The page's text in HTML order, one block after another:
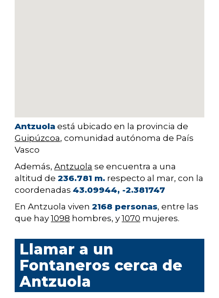
Antzuola está ubicado en la provincia de
Guipúzcoa, comunidad autónoma de País
Vasco
Además, Antzuola se encuentra a una
altitud de 236.781 m. respecto al mar, con la
coordenadas 43.09944, -2.381747
En Antzuola viven 2168 personas, entre las
que hay 1098 hombres, y 1070 mujeres.
Llamar a un
Fontaneros cerca de
Antzuola